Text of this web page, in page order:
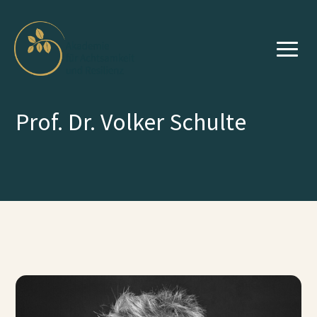
Prof. Dr. Volker Schulte